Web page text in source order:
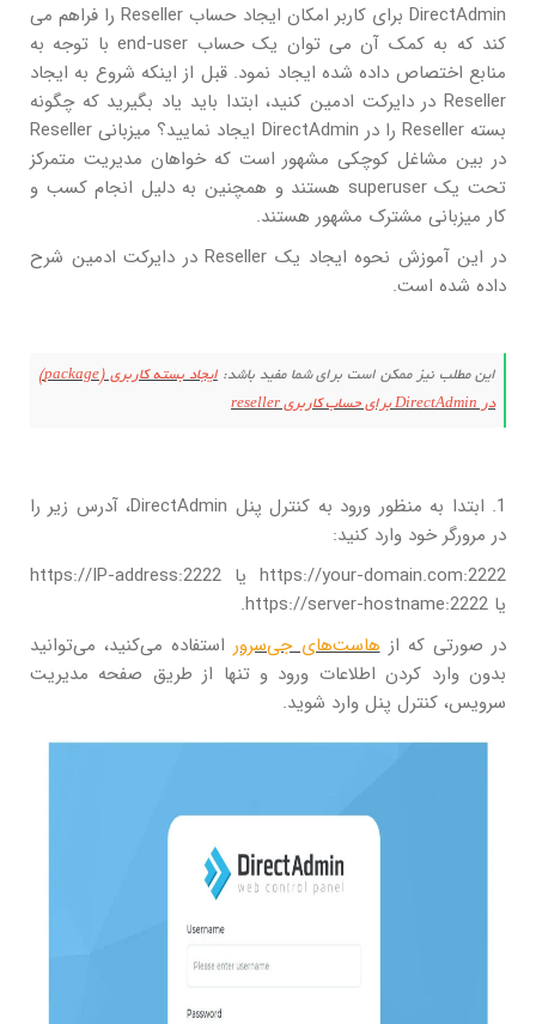
DirectAdmin برای کاربر امکان ایجاد حساب Reseller را فراهم می
کند که به کمک آن می توان یک حساب end-user با توجه به
منابع اختصاص داده شده ایجاد نمود. قبل از اینکه شروع به ایجاد
Reseller در دایرکت ادمین کنید، ابتدا باید یاد بگیرید که چگونه
بسته Reseller را در DirectAdmin ایجاد نمایید؟ میزبانی Reseller
در بین مشاغل کوچکی مشهور است که خواهان مدیریت متمرکز
تحت یک superuser هستند و همچنین به دلیل انجام کسب و
کار میزبانی مشترک مشهور هستند.
در این آموزش نحوه ایجاد یک Reseller در دایرکت ادمین شرح
داده شده است.
این مطلب نیز ممکن است برای شما مفید باشد:
ایجاد بسته کاربری (package)
در DirectAdmin برای حساب کاربری reseller
1. ابتدا به منظور ورود به کنترل پنل DirectAdmin، آدرس زیر را
در مرورگر خود وارد کنید:
https://your-domain.com:2222 یا https://IP-address:2222
یا https://server-hostname:2222.
در صورتی که ازهاست‌های جی‌سروراستفاده می‌کنید، می‌توانید
بدون وارد کردن اطلاعات ورود و تنها از طریق صفحه مدیریت
سرویس، کنترل پنل وارد شوید.